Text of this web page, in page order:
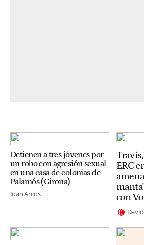
Detienen a tres jóvenes por
un robo con agresión sexual
en una casa de colonias de
Palamós (Girona)
Joan Arcos
ERC
con